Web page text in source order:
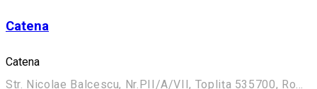
Catena
Catena
Str. Nicolae Balcescu, Nr.PII/A/VII, Toplița 535700, Romania